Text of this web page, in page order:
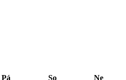
Pá So
Ne